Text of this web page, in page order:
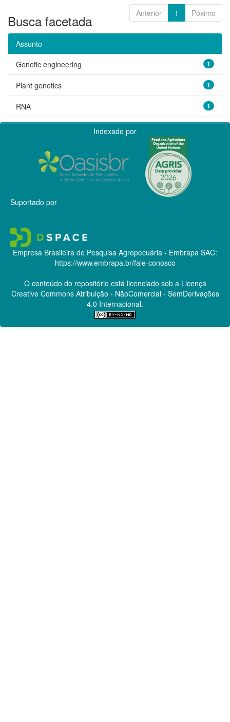
Anterior 1 Póximo
Busca facetada
Assunto
1
Genetic engineering
1
Plant genetics
1
RNA
Indexado por
Suportado por
Empresa Brasileira de Pesquisa Agropecuária - Embrapa SAC:
https://www.embrapa.br/fale-conosco
O conteúdo do repositório está licenciado sob a Licença
Creative CommonsAtribuição - NãoComercial - SemDerivações
4.0 Internacional.